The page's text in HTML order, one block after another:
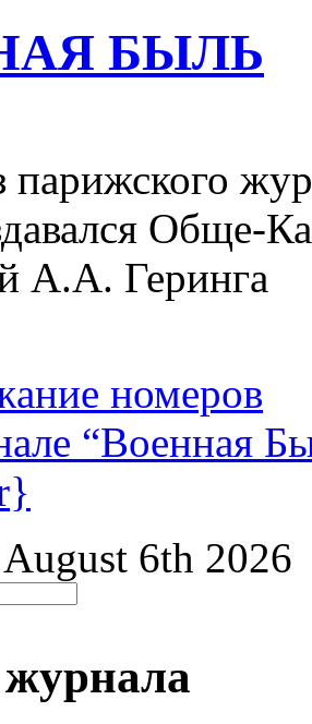
БЫЛЬ
парижского
Обще-
А.А. Геринга
номеров
“Военная
6th 2026